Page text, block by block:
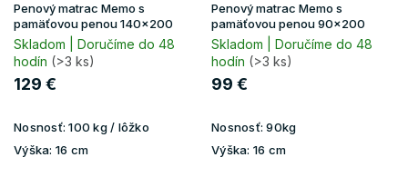
Penový matrac Memo s
pamäťovou penou 140x200
Skladom | Doručíme do 48
hodín (>3 ks)
129 €
Nosnosť: 100 kg / lôžko
Výška: 16 cm
Penový matrac Memo s
pamäťovou penou 90x200
Skladom | Doručíme do 48
hodín (>3 ks)
99 €
Nosnosť: 90kg
Výška: 16 cm